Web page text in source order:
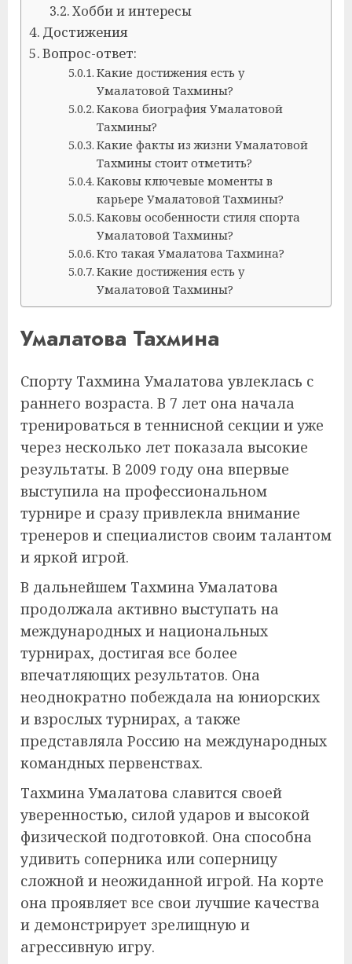
Хобби и интересы
Достижения
Вопрос-ответ:
Какие достижения есть у
Умалатовой Тахмины?
Какова биография Умалатовой
Тахмины?
Какие факты из жизни Умалатовой
Тахмины стоит отметить?
Каковы ключевые моменты в
карьере Умалатовой Тахмины?
Каковы особенности стиля спорта
Умалатовой Тахмины?
Кто такая Умалатова Тахмина?
Какие достижения есть у
Умалатовой Тахмины?
Умалатова Тахмина
Спорту Тахмина Умалатова увлеклась с
раннего возраста. В 7 лет она начала
тренироваться в теннисной секции и уже
через несколько лет показала высокие
результаты. В 2009 году она впервые
выступила на профессиональном
турнире и сразу привлекла внимание
тренеров и специалистов своим талантом
и яркой игрой.
В дальнейшем Тахмина Умалатова
продолжала активно выступать на
международных и национальных
турнирах, достигая все более
впечатляющих результатов. Она
неоднократно побеждала на юниорских
и взрослых турнирах, а также
представляла Россию на международных
командных первенствах.
Тахмина Умалатова славится своей
уверенностью, силой ударов и высокой
физической подготовкой. Она способна
удивить соперника или соперницу
сложной и неожиданной игрой. На корте
она проявляет все свои лучшие качества
и демонстрирует зрелищную и
агрессивную игру.